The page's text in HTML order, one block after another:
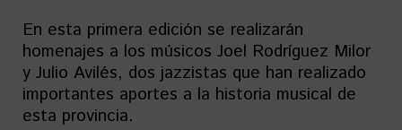
En esta primera edición se realizarán
homenajes a los músicos Joel Rodríguez Milor
y Julio Avilés, dos jazzistas que han realizado
importantes aportes a la historia musical de
esta provincia.